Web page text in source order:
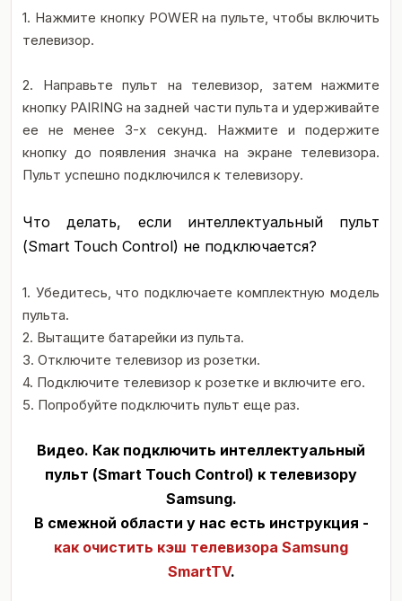
1. Нажмите кнопку POWER на пульте, чтобы включить
телевизор.
2. Направьте пульт на телевизор, затем нажмите
кнопку PAIRING на задней части пульта и удерживайте
ее не менее 3-х секунд. Нажмите и подержите
кнопку до появления значка на экране телевизора.
Пульт успешно подключился к телевизору.
Что делать, если интеллектуальный пульт
(Smart Touch Control) не подключается?
1. Убедитесь, что подключаете комплектную модель
пульта.
2. Вытащите батарейки из пульта.
3. Отключите телевизор из розетки.
4. Подключите телевизор к розетке и включите его.
5. Попробуйте подключить пульт еще раз.
Видео. Как подключить интеллектуальный
пульт (Smart Touch Control) к телевизору
Samsung.
В смежной области у нас есть инструкция -
как очистить кэш телевизора Samsung
SmartTV.